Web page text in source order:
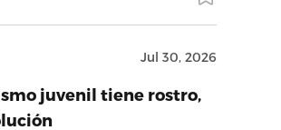
Jul 30, 2026
juvenil tiene rostro,